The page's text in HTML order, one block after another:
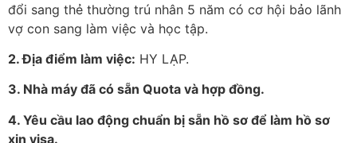
đổi sang thẻ thường trú nhân 5 năm có cơ hội bảo lãnh
vợ con sang làm việc và học tập.
2. Địa điểm làm việc: HY LẠP.
3. Nhà máy đã có sẵn Quota và hợp đồng.
4. Yêu cầu lao động chuẩn bị sẵn hồ sơ để làm hồ sơ
xin visa.